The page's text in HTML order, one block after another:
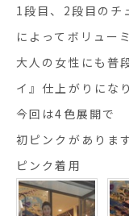
1段目、2段目のチ
によってボリュー
大人の女性にも普
イ』仕上がりにな
今回は4色展開で
初ピンクがあります
ピンク着用